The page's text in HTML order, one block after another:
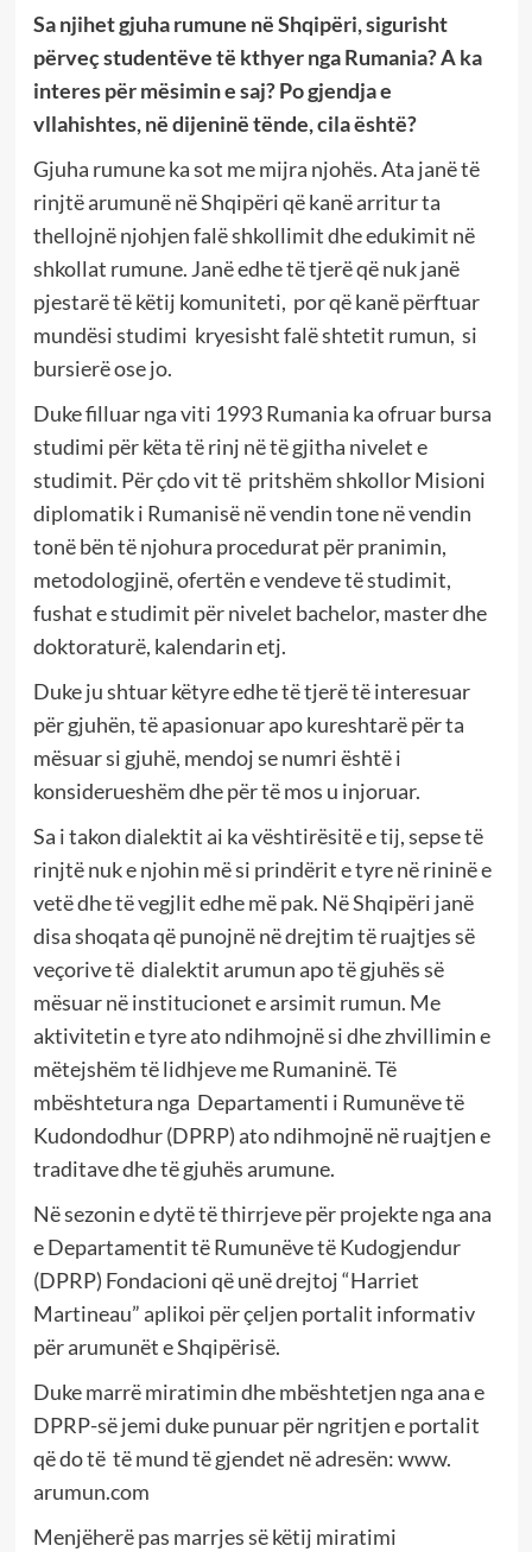
Sa njihet gjuha rumune në Shqipëri, sigurisht
përveç studentëve të kthyer nga Rumania? A ka
interes për mësimin e saj? Po gjendja e
vllahishtes, në dijeninë tënde, cila është?
Gjuha rumune ka sot me mijra njohës.Ata janëtë
rinjtë arumunë në Shqipëri që kanë arritur ta
thellojnë njohjen falë shkollimit dhe edukimit në
shkollat rumune. Janë edhe të tjerë që nuk janë
pjestarë të këtij komuniteti, por që kanë përftuar
mundësi studimi kryesisht falë shtetit rumun, si
bursierë ose jo.
Duke filluar nga viti 1993 Rumania ka ofruar bursa
studimi për këta të rinj në të gjitha nivelet e
studimit. Për çdo vit të pritshëm shkollor Misioni
diplomatik i Rumanisë në vendin tone në vendin
tonë bën të njohura procedurat për pranimin,
metodologjinë, ofertën e vendeve të studimit,
fushat e studimit për nivelet bachelor, master dhe
doktoraturë, kalendarin etj.
Duke ju shtuar këtyre edhe të tjerë të interesuar
për gjuhën, të apasionuar apo kureshtarë për ta
mësuar si gjuhë, mendoj se numri është i
konsiderueshëm dhe për të mos u injoruar.
Sa i takon dialektit ai ka vështirësitë e tij, sepse të
rinjtë nuk e njohin më si prindërit e tyre në rininë e
vetë dhe të vegjlit edhe më pak. Në Shqipëri janë
disa shoqata që punojnë në drejtim të ruajtjes së
veçorive të dialektit arumun apo të gjuhës së
mësuar në institucionet e arsimit rumun. Me
aktivitetin e tyre ato ndihmojnë si dhe zhvillimin e
mëtejshëm të lidhjeve me Rumaninë. Të
mbështetura nga Departamenti i Rumunëve të
Kudondodhur (DPRP) ato ndihmojnë në ruajtjen e
traditave dhe të gjuhës arumune.
Në sezonin e dytë të thirrjeve për projekte nga ana
e Departamentit të Rumunëve të Kudogjendur
(DPRP) Fondacioni që unë drejtoj “Harriet
Martineau” aplikoi për çeljen portalit informativ
për arumunët e Shqipërisë.
Duke marrë miratimin dhe mbështetjen nga ana e
DPRP-së jemi duke punuar për ngritjen e portalit
që do të të mund të gjendet në adresën: www.
arumun.com
Menjëherë pas marrjes së këtij miratimi